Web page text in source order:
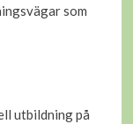
som
utbildning på